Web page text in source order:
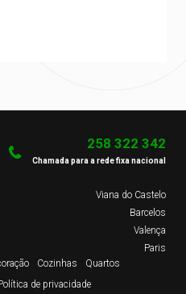
Cozinhas
Quartos
de privacidade
258 322 342
Chamada para a rede fixa nacional
Viana do Castelo
Barcelos
Valença
Paris